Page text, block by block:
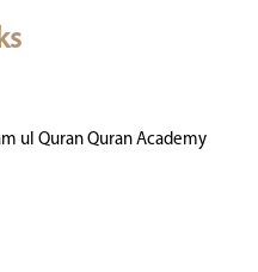
ul Quran Quran Academy